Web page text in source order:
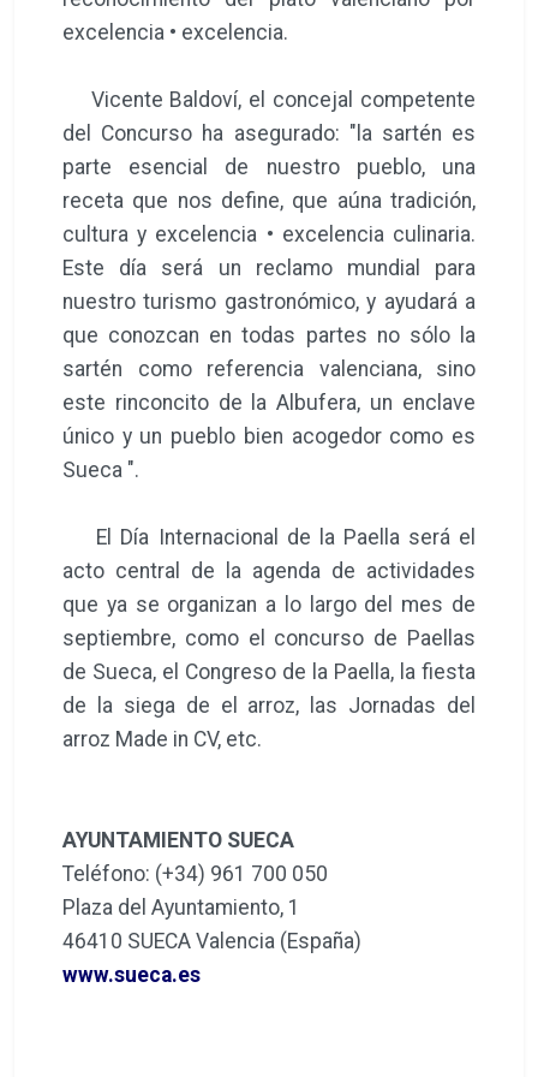
excelencia • excelencia.
Vicente Baldoví, el concejal competente
del Concurso ha asegurado: "la sartén es
parte esencial de nuestro pueblo, una
receta que nos define, que aúna tradición,
cultura y excelencia • excelencia culinaria.
Este día será un reclamo mundial para
nuestro turismo gastronómico, y ayudará a
que conozcan en todas partes no sólo la
sartén como referencia valenciana, sino
este rinconcito de la Albufera, un enclave
único y un pueblo bien acogedor como es
Sueca ".
El Día Internacional de la Paella será el
acto central de la agenda de actividades
que ya se organizan a lo largo del mes de
septiembre, como el concurso de Paellas
de Sueca, el Congreso de la Paella, la fiesta
de la siega de el arroz, las Jornadas del
arroz Made in CV, etc.
AYUNTAMIENTO SUECA
Teléfono: (+34) 961 700 050
Plaza del Ayuntamiento, 1
46410 SUECA Valencia (España)
www.sueca.es